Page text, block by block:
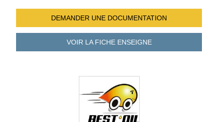
DEMANDER UNE DOCUMENTATION
VOIR LA FICHEENSEIGNE